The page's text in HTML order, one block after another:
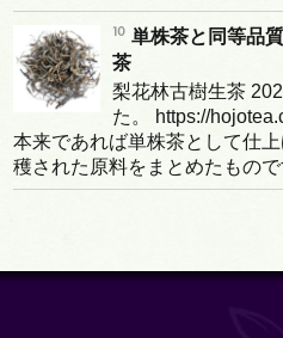
単株茶と同等品
茶
梨花林古樹生茶
た。 https://
本来であれば単株茶として仕
穫された原料をまとめたもの